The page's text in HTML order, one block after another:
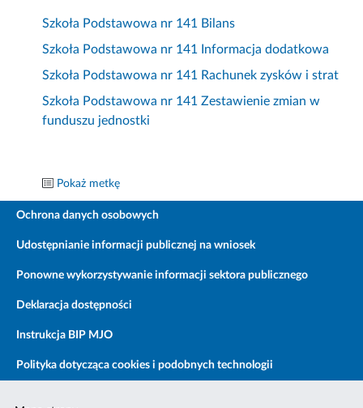
Szkoła Podstawowa nr 141 Bilans
Szkoła Podstawowa nr 141 Informacja dodatkowa
Szkoła Podstawowa nr 141 Rachunek zysków i strat
Szkoła Podstawowa nr 141 Zestawienie zmian w
funduszu jednostki
Pokaż metkę
Ochrona danych osobowych
Udostępnianie informacji publicznej na wniosek
Ponowne wykorzystywanie informacji sektora publicznego
Deklaracja dostępności
Instrukcja BIP MJO
Polityka dotycząca cookies i podobnych technologii